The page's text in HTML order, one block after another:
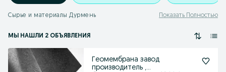
Сырье и материалы Дурмень Показать Полностью
МЫ НАШЛИ 2 ОБЪЯВЛЕНИЯ
Геомембрана завод
производитель ,